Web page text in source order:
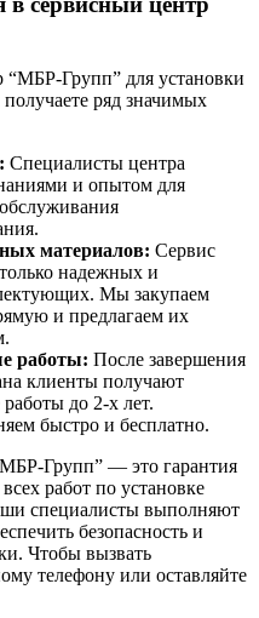
Групп” для установки
ряд значимых
Специалисты центра
и опытом для
материалов: Сервис
надежных и
Мы закупаем
и предлагаем их
работы: После завершения
клиенты получают
до 2-х лет.
быстро и бесплатно.
Групп” ― это гарантия
работ по установке
специалисты выполняют
безопасность и
Чтобы вызвать
телефону или оставляйте